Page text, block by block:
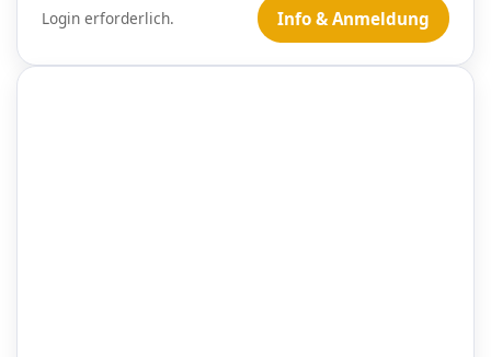
Login erforderlich. Info & Anmeldung